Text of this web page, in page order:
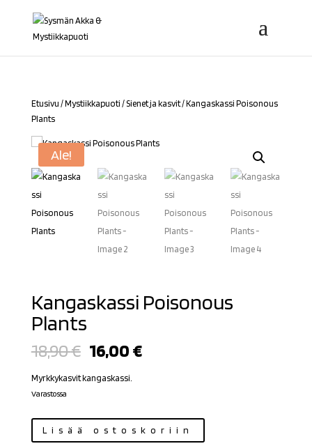
Etusivu /Mystiikkapuoti /Sienet ja kasvit/ Kangaskassi Poisonous
Plants
Ale!
Kangaskassi Poisonous
Plants
18,90€ Alkuperäinen
hinta
oli:
16,00€Nykyinen
Myrkkykasvit kangaskassi.
Varastossa
Poisonous
Lisää ostoskoriin